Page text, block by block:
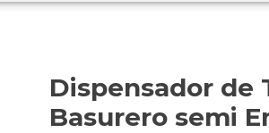
Dispensador de
Basurero semi